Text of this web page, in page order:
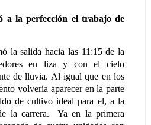
a la perfección el trabajo de
la salida hacia las 11:15 de la
en liza y con el cielo
de lluvia. Al igual que en los
volvería aparecer en la parte
de cultivo ideal para el, a la
la carrera. Ya en la primera